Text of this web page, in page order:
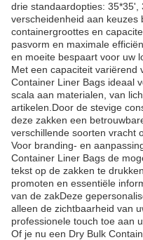
drie standaardopties: 35*35',
verscheidenheid aan keuzes
containergroottes en
pasvorm en maximale
en moeite bespaart voor uw
Met een capaciteit variërend
Container Liner Bags ideaal
scala aan materialen, van
artikelen.Door de stevige
deze zakken een
verschillende soorten vracht
Voor branding- en
Container Liner Bags de
tekst op de zakken te
promoten en essentiële
van de zakDeze
alleen de zichtbaarheid van
professionele touch toe aan
Of je nu een Dry Bulk